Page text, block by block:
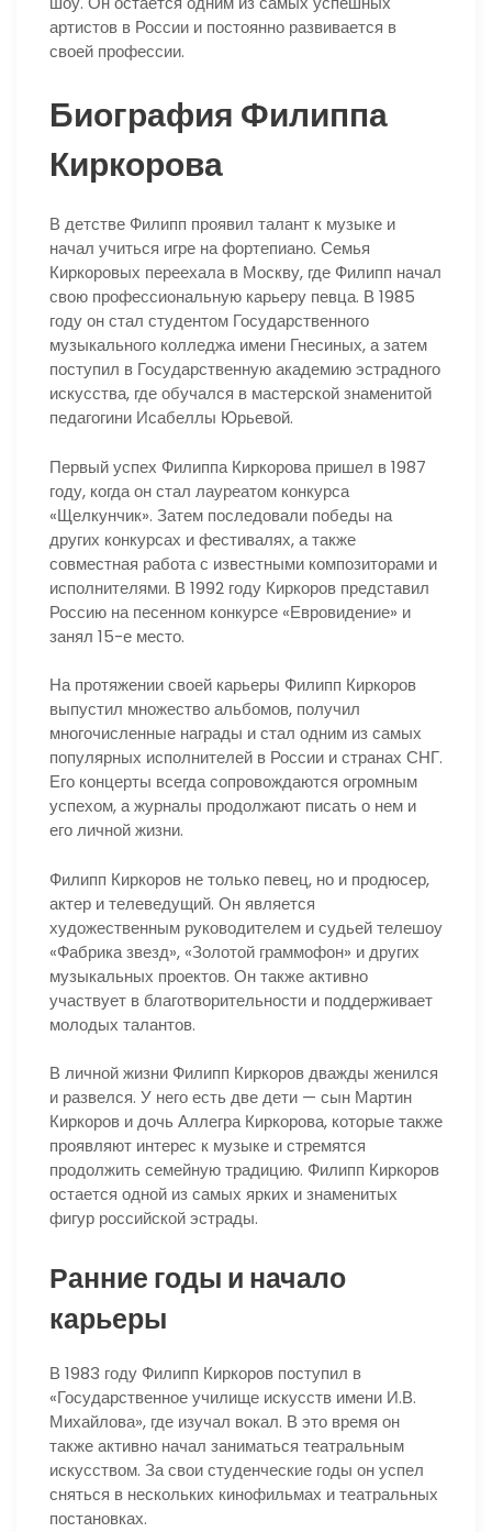
артистов в России и постоянно развивается в
своей профессии.
Биография Филиппа
Киркорова
В детстве Филипп проявил талант к музыке и
начал учиться игре на фортепиано. Семья
Киркоровых переехала в Москву, где Филипп начал
свою профессиональную карьеру певца. В 1985
году он стал студентом Государственного
музыкального колледжа имени Гнесиных, а затем
поступил в Государственную академию эстрадного
искусства, где обучался в мастерской знаменитой
педагогини Исабеллы Юрьевой.
Первый успех Филиппа Киркорова пришел в 1987
году, когда он стал лауреатом конкурса
«Щелкунчик». Затем последовали победы на
других конкурсах и фестивалях, а также
совместная работа с известными композиторами и
исполнителями. В 1992 году Киркоров представил
Россию на песенном конкурсе «Евровидение» и
занял 15-е место.
На протяжении своей карьеры Филипп Киркоров
выпустил множество альбомов, получил
многочисленные награды и стал одним из самых
популярных исполнителей в России и странах СНГ.
Его концерты всегда сопровождаются огромным
успехом, а журналы продолжают писать о нем и
его личной жизни.
Филипп Киркоров не только певец, но и продюсер,
актер и телеведущий. Он является
художественным руководителем и судьей телешоу
«Фабрика звезд», «Золотой граммофон» и других
музыкальных проектов. Он также активно
участвует в благотворительности и поддерживает
молодых талантов.
В личной жизни Филипп Киркоров дважды женился
и развелся. У него есть две дети — сын Мартин
Киркоров и дочь Аллегра Киркорова, которые также
проявляют интерес к музыке и стремятся
продолжить семейную традицию. Филипп Киркоров
остается одной из самых ярких и знаменитых
фигур российской эстрады.
Ранние годы и начало
карьеры
В 1983 году Филипп Киркоров поступил в
«Государственное училище искусств имени И.В.
Михайлова», где изучал вокал. В это время он
также активно начал заниматься театральным
искусством. За свои студенческие годы он успел
сняться в нескольких кинофильмах и театральных
постановках.